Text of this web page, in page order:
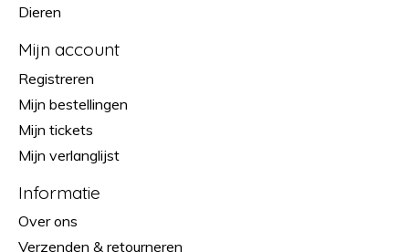
Dieren
Mijn account
Registreren
Mijn bestellingen
Mijn tickets
Mijn verlanglijst
Informatie
Over ons
Verzenden & retourneren